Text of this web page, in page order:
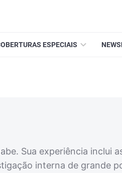
ESPECIAIS
Sua experiência inclui
interna de grande